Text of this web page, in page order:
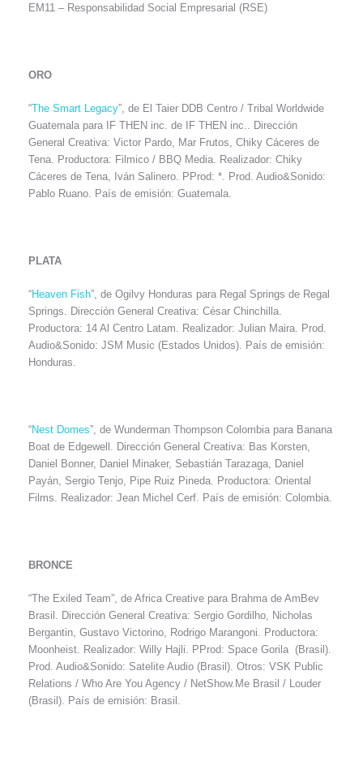
EM11 – Responsabilidad Social Empresarial (RSE)
ORO
“The Smart Legacy”, de El Taier DDB Centro / Tribal Worldwide
Guatemala para IF THEN inc. de IF THEN inc.. Dirección
General Creativa: Victor Pardo, Mar Frutos, Chiky Cáceres de
Tena. Productora: Filmico / BBQ Media. Realizador: Chiky
Cáceres de Tena, Iván Salinero. PProd: *. Prod. Audio&Sonido:
Pablo Ruano. País de emisión: Guatemala.
PLATA
“Heaven Fish”, de Ogilvy Honduras para Regal Springs de Regal
Springs. Dirección General Creativa: César Chinchilla.
Productora: 14 Al Centro Latam. Realizador: Julian Maira. Prod.
Audio&Sonido: JSM Music (Estados Unidos). País de emisión:
Honduras.
“Nest Domes”, de Wunderman Thompson Colombia para Banana
Boat de Edgewell. Dirección General Creativa: Bas Korsten,
Daniel Bonner, Daniel Minaker, Sebastián Tarazaga, Daniel
Payán, Sergio Tenjo, Pipe Ruiz Pineda. Productora: Oriental
Films. Realizador: Jean Michel Cerf. País de emisión: Colombia.
BRONCE
“The Exiled Team”, de Africa Creative para Brahma de AmBev
Brasil. Dirección General Creativa: Sergio Gordilho, Nicholas
Bergantin, Gustavo Victorino, Rodrigo Marangoni. Productora:
Moonheist. Realizador: Willy Hajli. PProd: Space Gorila (Brasil).
Prod. Audio&Sonido: Satelite Audio (Brasil). Otros: VSK Public
Relations / Who Are You Agency / NetShow.Me Brasil / Louder
(Brasil). País de emisión: Brasil.